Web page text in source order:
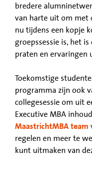
bredere
van harte uit om met
nu tijdens een kopje
groepssessie is, het
praten en ervaringen
Toekomstige
programma zijn ook
collegesessie om uit
Executive MBA
MaastrichtMBA team
regelen en meer te
kunt uitmaken van